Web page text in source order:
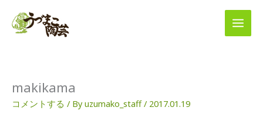
makikama
コメントする / Byuzumako_staff/ 2017.01.19